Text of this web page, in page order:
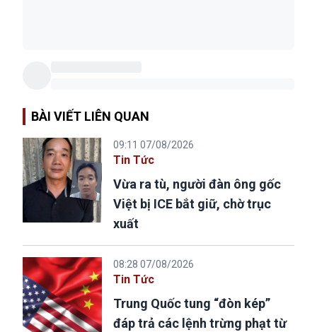
BÀI VIẾT LIÊN QUAN
09:11 07/08/2026
Tin Tức
Vừa ra tù, người đàn ông gốc
Việt bị ICE bắt giữ, chờ trục
xuất
08:28 07/08/2026
Tin Tức
Trung Quốc tung “đòn kép”
đáp trả các lệnh trừng phạt từ